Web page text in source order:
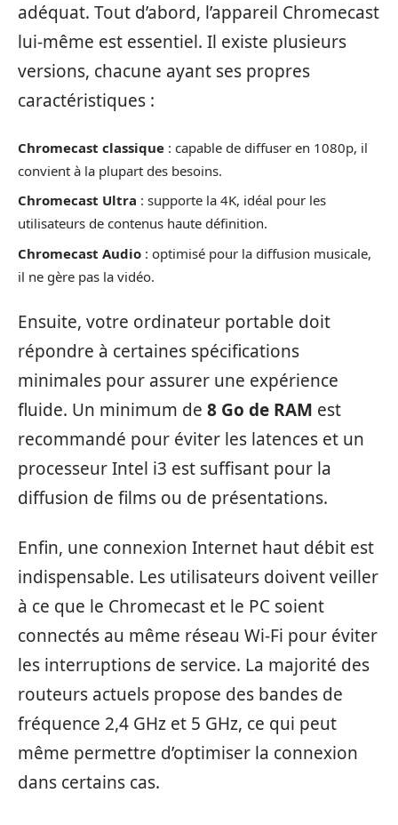
adéquat. Tout d’abord, l’appareil Chromecast
lui-même est essentiel. Il existe plusieurs
versions, chacune ayant ses propres
caractéristiques :
Chromecast classique : capable de diffuser en 1080p, il
convient à la plupart des besoins.
Chromecast Ultra : supporte la 4K, idéal pour les
utilisateurs de contenus haute définition.
Chromecast Audio : optimisé pour la diffusion musicale,
il ne gère pas la vidéo.
Ensuite, votre ordinateur portable doit
répondre à certaines spécifications
minimales pour assurer une expérience
fluide. Un minimum de 8 Go de RAM est
recommandé pour éviter les latences et un
processeur Intel i3 est suffisant pour la
diffusion de films ou de présentations.
Enfin, une connexion Internet haut débit est
indispensable. Les utilisateurs doivent veiller
à ce que le Chromecast et le PC soient
connectés au même réseau Wi-Fi pour éviter
les interruptions de service. La majorité des
routeurs actuels propose des bandes de
fréquence 2,4 GHz et 5 GHz, ce qui peut
même permettre d’optimiser la connexion
dans certains cas.